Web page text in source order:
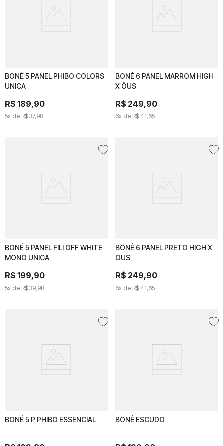
BONÉ 5 PANEL PHIBO COLORS
UNICA
R$ 189,90
5x de R$ 37, 98
BONÉ 5 PANEL PHIBO
COLORS UNICA
R$ 189,90
5x deR$ 37
BONÉ 6 PANEL MARROM HIGH
X ÖUS
R$ 249,90
6x de R$ 41 65
BONÉ 6 PANEL MARROM
HIGH X ÖUS
R$ 249,90
6x deR$ 41
BONÉ 5 PANEL FILI OFF WHITE
MONO UNICA
R$ 199,90
5x de R$ 39 98
BONÉ 5 PANEL FILI OFF
WHITE MONO UNICA
R$ 199,90
5x deR$ 39
BONÉ 6 PANEL PRETO HIGH X
ÖUS
R$ 249,90
6x de R$ 41 65
BONÉ 6 PANEL PRETO
HIGH X ÖUS
R$ 249,90
6x deR$ 41
BONÉ 5 P PHIBO ESSENCIAL
BONÉ 5 P PHIBO
BONÉ ESCUDOBONÉ ESCUDO